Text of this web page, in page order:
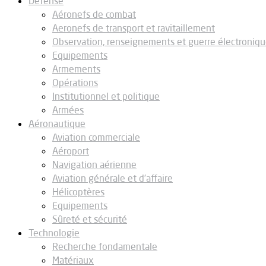
Aéronefs de combat
Aeronefs de transport et ravitaillement
Observation, renseignements et guerre
Equipements
Armements
Opérations
Institutionnel et politique
Armées
Aéronautique
Aviation commerciale
Aéroport
Navigation aérienne
Aviation générale et d’affaire
Hélicoptères
Equipements
Sûreté et sécurité
Technologie
Recherche fondamentale
Matériaux